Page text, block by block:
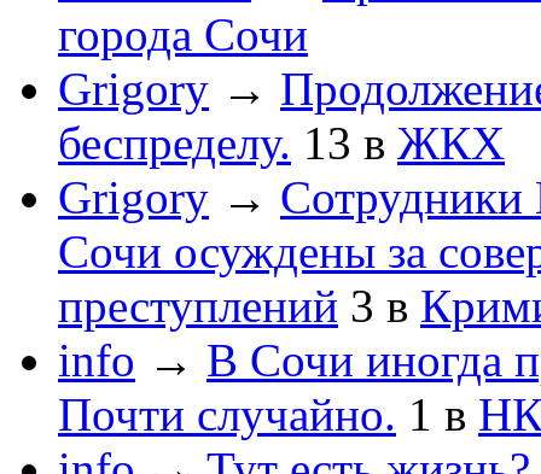
города Сочи
Grigory →
беспределу. 13 в ЖКХ
Grigory →
Сочи осуждены за
преступлений 3 в
info → В Сочи иногда
Почти случайно. 1 в